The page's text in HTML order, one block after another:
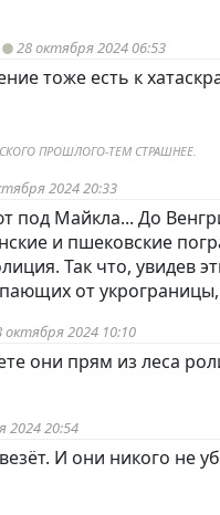
28 октября 2024 06:53
тоже есть к
ПРОШЛОГО-ТЕМ СТРАШНЕЕ.
2024 20:33
под Майкла... До
и пшековские
Так что, увидев
от
октября 2024 10:10
они прям из леса
2024 20:54
И они никого не